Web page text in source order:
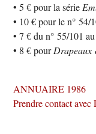
• 5 € pour la série
• 10 € pour le n° 54/
• 7 € du n° 55/101
• 8 € pourDrapeaux
ANNUAIRE 1986
Prendre contact